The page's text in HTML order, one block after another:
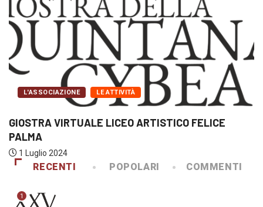
L'ASSOCIAZIONE LE ATTIVITÀ
GIOSTRA VIRTUALE LICEO ARTISTICO FELICE
PALMA
1 Luglio 2024
RECENTI POPOLARI COMMENTI
1